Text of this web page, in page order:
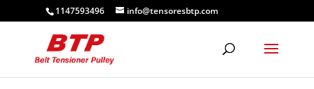
1147593496 info@tensoresbtp.com